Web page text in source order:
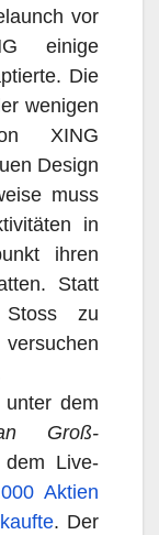
vor
einige
Die
wenigen
XING
Design
muss
in
ihren
Statt
zu
dem
Groß-
Live-
Aktien
. Der